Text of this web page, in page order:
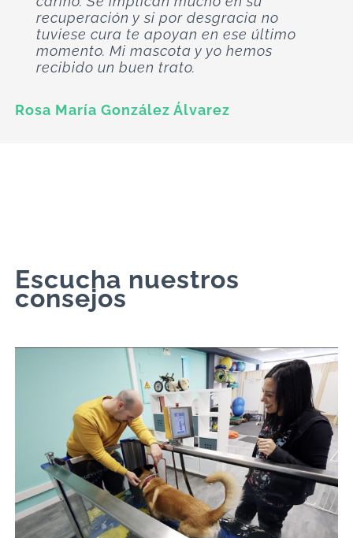
recuperación y si por desgracia no
tuviese cura te apoyan en ese último
momento. Mi mascota y yo hemos
recibido un buen trato.
Rosa María González Álvarez
espacio muy bien adaptado y con
todos los elementos necesarios para
las terapias. El trato es muy amable y
realmente noto la mejoría de mi
totalmente.
veterinarios servicio de lavado y
peluquería y lo más novedoso en
fisioterapia y rehabilitación animal.
Escucha nuestros
consejos